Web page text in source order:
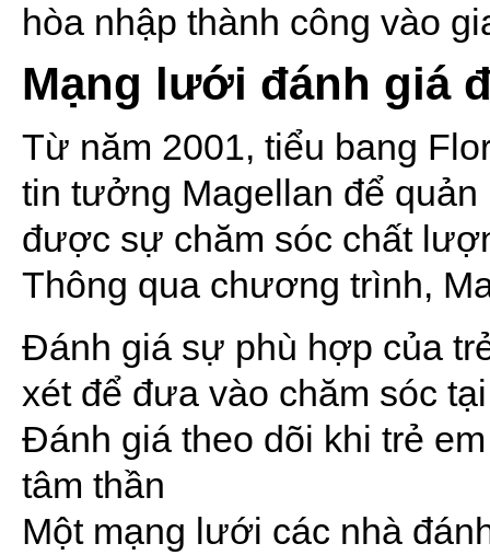
hòa nhập thành công vào
Mạng lưới đánh giá
Từ năm 2001, tiểu bang
tin tưởng Magellan để
được sự chăm sóc chất
Thông qua chương trình,
Đánh giá sự phù hợp của
xét để đưa vào chăm sóc
Đánh giá theo dõi khi trẻ
tâm thần
Một mạng lưới các nhà